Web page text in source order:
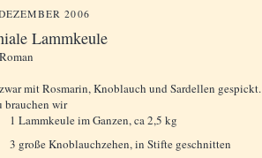
2006
Lammkeule
Roman
mit Rosmarin, Knoblauch und Sardellen gespickt.
brauchen wir
1 Lammkeule im Ganzen, ca 2,5 kg
3 große Knoblauchzehen, in Stifte geschnitten